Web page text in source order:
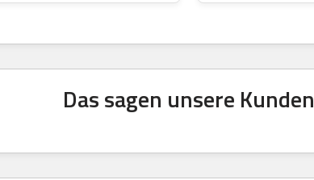
Das sagen unsere Kunden